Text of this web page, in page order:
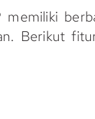
memiliki
Berikut